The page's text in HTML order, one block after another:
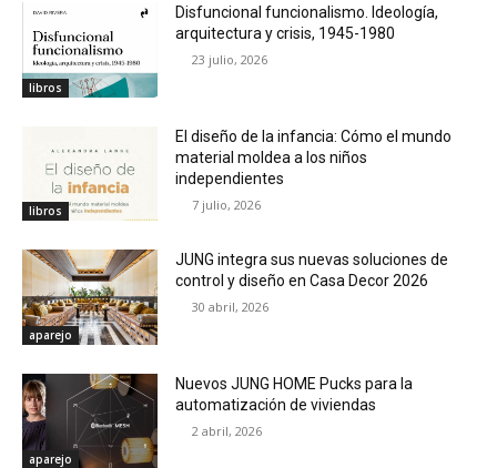
libros
Disfuncional funcionalismo. Ideología,
arquitectura y crisis, 1945-1980
23 julio, 2026
libros
El diseño de la infancia: Cómo el mundo
material moldea a los niños
independientes
7 julio, 2026
aparejo
JUNG integra sus nuevas soluciones de
control y diseño en Casa Decor 2026
30 abril, 2026
aparejo
Nuevos JUNG HOME Pucks para la
automatización de viviendas
2 abril, 2026